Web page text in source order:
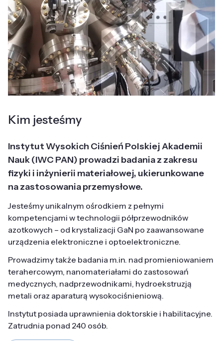
Kim jesteśmy
Instytut Wysokich Ciśnień Polskiej Akademii
Nauk (IWC PAN) prowadzi badania z zakresu
fizyki i inżynierii materiałowej, ukierunkowane
na zastosowania przemysłowe.
Jesteśmy unikalnym ośrodkiem z pełnymi
kompetencjami w technologii półprzewodników
azotkowych – od krystalizacji GaN po zaawansowane
urządzenia elektroniczne i optoelektroniczne.
Prowadzimy także badania m.in. nad promieniowaniem
terahercowym, nanomateriałami do zastosowań
medycznych, nadprzewodnikami, hydroekstruzją
metali oraz aparaturą wysokociśnieniową.
Instytut posiada uprawnienia doktorskie i habilitacyjne.
Zatrudnia ponad 240 osób.